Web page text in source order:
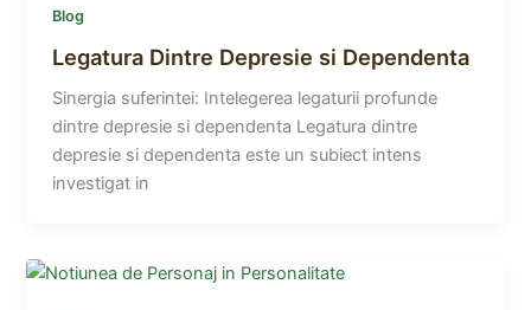
Blog
Legatura Dintre Depresie si Dependenta
Sinergia suferintei: Intelegerea legaturii profunde
dintre depresie si dependenta Legatura dintre
depresie si dependenta este un subiect intens
investigat in